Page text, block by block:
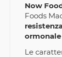
Now
Foods
ormonale
Le